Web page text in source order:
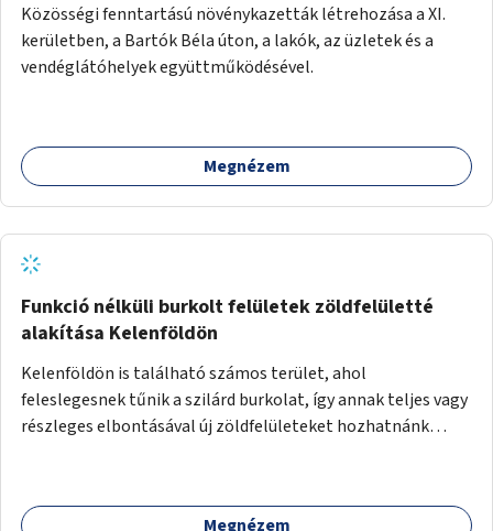
Közösségi fenntartású növénykazetták létrehozása a XI.
kerületben, a Bartók Béla úton, a lakók, az üzletek és a
vendéglátóhelyek együttműködésével.
Megnézem
Funkció nélküli burkolt felületek zöldfelületté
alakítása Kelenföldön
Kelenföldön is található számos terület, ahol
feleslegesnek tűnik a szilárd burkolat, így annak teljes vagy
részleges elbontásával új zöldfelületeket hozhatnánk
aszfaltos területek.
Megnézem